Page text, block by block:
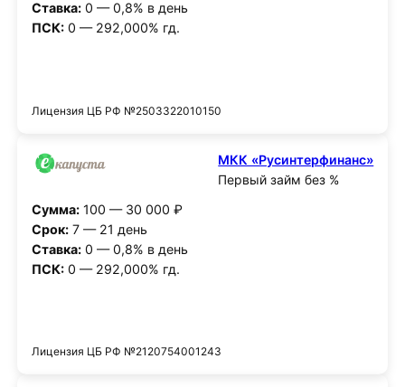
Ставка:0 — 0,8% в день
ПСК:0 — 292,000% гд.
Лицензия ЦБ РФ №2503322010150
МКК «Русинтерфинанс»
Первый займ без %
Сумма:100 — 30 000 ₽
Срок:7 — 21 день
Ставка:0 — 0,8% в день
ПСК:0 — 292,000% гд.
Лицензия ЦБ РФ №2120754001243